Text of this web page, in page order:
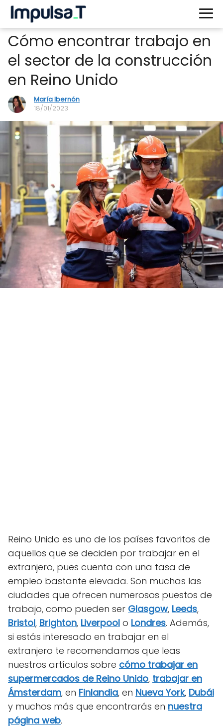
Cómo encontrar trabajo en
el sector de la construcción
en Reino Unido
María Ibernón
18/01/2023
Reino Unido es uno de los países favoritos de
aquellos que se deciden por trabajar en el
extranjero, pues cuenta con una tasa de
empleo bastante elevada. Son muchas las
ciudades que ofrecen numerosos puestos de
trabajo, como pueden ser Glasgow, Leeds,
Bristol, Brighton, Liverpool o Londres. Además,
si estás interesado en trabajar en el
extranjero te recomendamos que leas
nuestros artículos sobre cómo trabajar en
supermercados de Reino Unido, trabajar en
Ámsterdam, en Finlandia, en Nueva York, Dubái
y muchos más que encontrarás en nuestra
página web.